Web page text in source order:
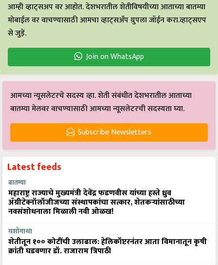
आम्ही व्हाट्सअप वर आहोत. देशभरातील शेतीविषयीच्या आताच्या बातम्या
मोबाईल वर वाचण्यासाठी आमचा व्हाट्सअँप ग्रुपला जॉईन करा.व्हाट्सएप
से जुड़ें.
Join on WhatsApp
आमच्या न्यूसलेटरचे सदस्य व्हा. शेती संबंधीत देशभरातील आताच्या
बातम्या मेलवर वाचण्यासाठी आमच्या न्यूसलेटरची सदस्यता घ्या.
Subscribe Newsletters
Latest feeds
बातम्या
महाराष्ट्र राज्याचे मुख्यमंत्री देवेंद्र फडणवीस यांच्या हस्ते ध्रुव
ॲग्रीटेक्नॉलॉजीजच्या संस्थापकांचा सत्कार, शेतकऱ्यांसाठीच्या
नवसंशोधनाला मिळाली नवी ओळख!
यशोगाथा
शेतीतून १०० कोटींची उलाढाल: हेलिकॉप्टरनंतर आता विमानातून कृषी
क्रांती घडवणार डॉ. राजाराम त्रिपाठी